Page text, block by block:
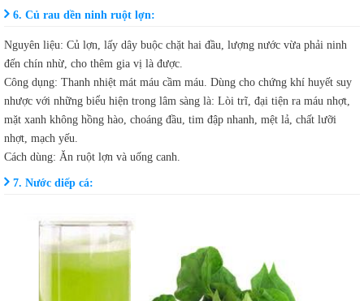
6. Củ rau dền ninh ruột lợn:
Nguyên liệu: Củ lợn, lấy dây buộc chặt hai đầu, lượng nước vừa phải ninh
đến chín nhừ, cho thêm gia vị là được.
Công dụng: Thanh nhiệt mát máu cầm máu. Dùng cho chứng khí huyết suy
nhược với những biểu hiện trong lâm sàng là: Lòi trĩ, đại tiện ra máu nhợt,
mặt xanh không hồng hào, choáng đầu, tim đập nhanh, mệt lả, chất lưỡi
nhợt, mạch yếu.
Cách dùng: Ăn ruột lợn và uống canh.
7. Nước diếp cá: